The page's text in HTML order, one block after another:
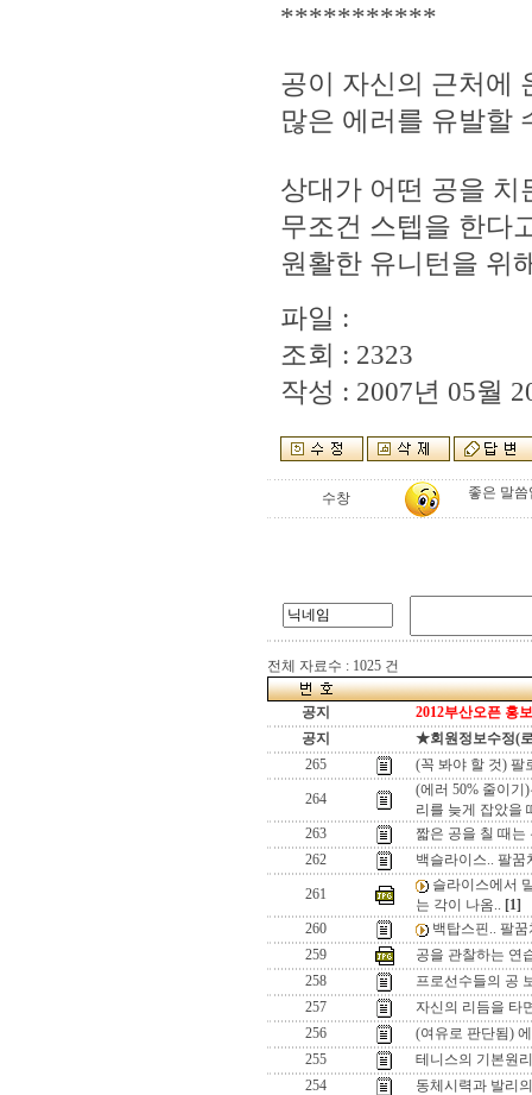
***********
공이 자신의 근처에
많은 에러를 유발할
상대가 어떤 공을 치
무조건 스텝을 한다
원활한 유니턴을 위
파일 :
조회 : 2323
작성 : 2007년 05월
수창 좋은 말
전체 자료수 : 1025 건
공지
2012부산오픈 홍
공지
★회원정보수정(
265
(꼭 봐야 할 것) 팔
264
(에러 50% 줄이기
리를 늦게 잡았을
263
짧은 공을 칠 때는
262
백슬라이스.. 팔꿈
261
슬라이스에서
는 각이 나옴.. [1]
260
백탑스핀.. 팔
259
공을 관찰하는 연
258
프로선수들의 공
257
자신의 리듬을 타
256
(여유로 판단됨)
255
테니스의 기본원
254
동체시력과 발리